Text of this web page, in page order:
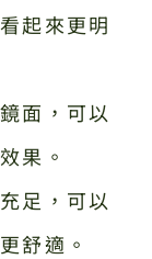
起來更明
面，可以
果。
足，可以
舒適。